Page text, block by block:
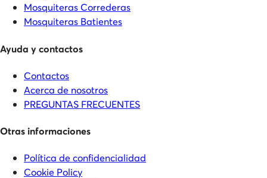
Mosquiteras Correderas
Mosquiteras Batientes
Ayuda y contactos
Contactos
Acerca de nosotros
PREGUNTAS FRECUENTES
Otras informaciones
Política de confidencialidad
Cookie Policy